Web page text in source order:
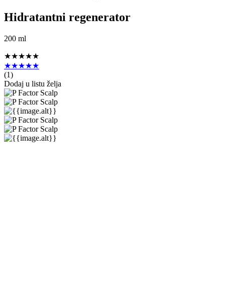
Hidratantni regenerator
200 ml
★★★★★
★★★★★
(1)
Dodaj u listu želja